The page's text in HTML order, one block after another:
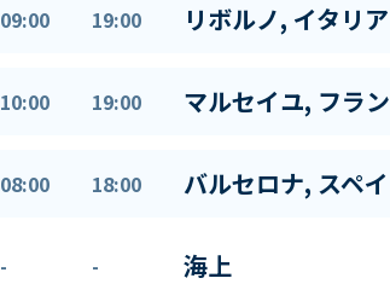
09:00 19:00 リボルノ, イタリア
10:00 19:00 マルセイユ, フラ
08:00 18:00 バルセロナ, スペ
- - 海上